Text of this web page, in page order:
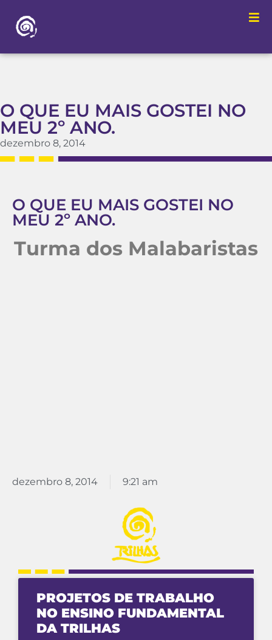
O QUE EU MAIS GOSTEI NO
MEU 2º ANO.
dezembro 8, 2014
O QUE EU MAIS GOSTEI NO
MEU 2º ANO.
Turma dos Malabaristas
dezembro 8, 2014 9:21 am
PROJETOS DE TRABALHO
NO ENSINO FUNDAMENTAL
DA TRILHAS